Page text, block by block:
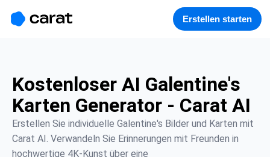
Erstellen starten
Kostenloser AI Galentine's
Karten Generator - Carat AI
Erstellen Sie individuelle Galentine's Bilder und Karten mit
Carat AI. Verwandeln Sie Erinnerungen mit Freunden in
hochwertige 4K-Kunst über eine